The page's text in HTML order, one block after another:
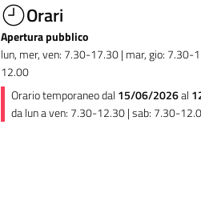
Orari
Apertura pubblico
lun, mer, ven: 7.30-17.30 | mar, gio: 7.30-
12.00
Orario temporaneo dal 15/06/2026al
da lun a ven: 7.30-12.30 | sab: 7.30-